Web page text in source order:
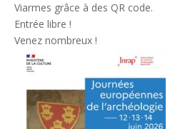
Viarmes grâce à des QR code.
Entrée libre !
Venez nombreux !